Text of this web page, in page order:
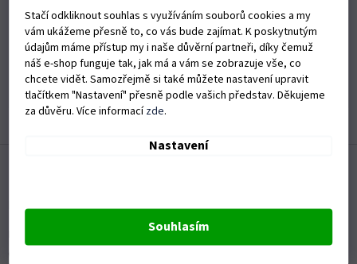
Stačí odkliknout souhlas s využíváním souborů cookies a my
vám ukážeme přesně to, co vás bude zajímat. K poskytnutým
údajům máme přístup my i naše důvěrní partneři, díky čemuž
náš e-shop funguje tak, jak má a vám se zobrazuje vše, co
chcete vidět. Samozřejmě si také můžete nastavení upravit
tlačítkem "Nastavení" přesně podle vašich představ. Děkujeme
za důvěru. Více informacízde.
Nastavení
Souhlasím
Hodnocení obchodu je 5 z 5 hvězdiček.
19.6.2026
Rychlé dodání zboží
Informace pro vás